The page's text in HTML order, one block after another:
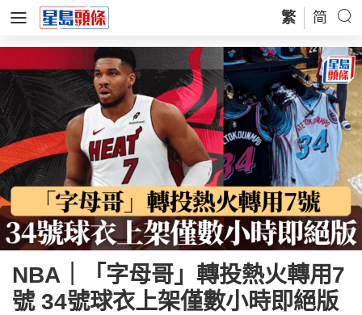
繁 简
NBA｜「字母哥」轉投熱火轉用7
號 34號球衣上架僅數小時即絕版